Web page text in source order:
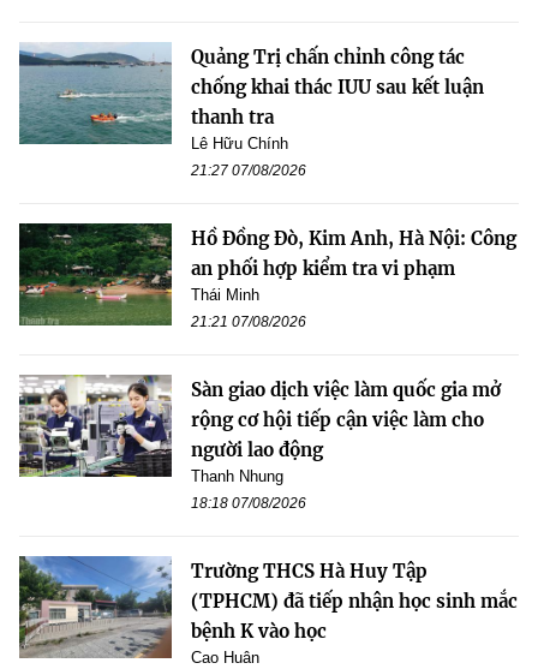
Quảng Trị chấn chỉnh công tác
chống khai thác IUU sau kết luận
thanh tra
Lê Hữu Chính
21:27 07/08/2026
Hồ Đồng Đò, Kim Anh, Hà Nội: Công
an phối hợp kiểm tra vi phạm
Thái Minh
21:21 07/08/2026
Sàn giao dịch việc làm quốc gia mở
rộng cơ hội tiếp cận việc làm cho
người lao động
Thanh Nhung
18:18 07/08/2026
Trường THCS Hà Huy Tập
(TPHCM) đã tiếp nhận học sinh mắc
bệnh K vào học
Cao Huân